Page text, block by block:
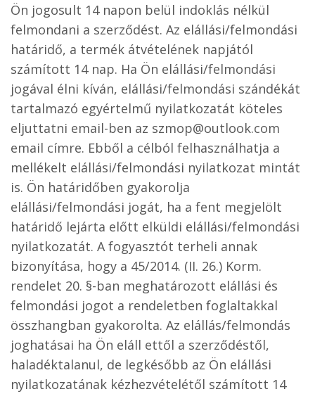
Ön jogosult 14 napon belül indoklás nélkül
felmondani a szerződést. Az elállási/felmondási
határidő, a termék átvételének napjától
számított 14 nap. Ha Ön elállási/felmondási
jogával élni kíván, elállási/felmondási szándékát
tartalmazó egyértelmű nyilatkozatát köteles
eljuttatni email-ben az szmop@outlook.com
email címre. Ebből a célból felhasználhatja a
mellékelt elállási/felmondási nyilatkozat mintát
is. Ön határidőben gyakorolja
elállási/felmondási jogát, ha a fent megjelölt
határidő lejárta előtt elküldi elállási/felmondási
nyilatkozatát. A fogyasztót terheli annak
bizonyítása, hogy a 45/2014. (II. 26.) Korm.
rendelet 20. §-ban meghatározott elállási és
felmondási jogot a rendeletben foglaltakkal
összhangban gyakorolta. Az elállás/felmondás
joghatásai ha Ön eláll ettől a szerződéstől,
haladéktalanul, de legkésőbb az Ön elállási
nyilatkozatának kézhezvételétől számított 14